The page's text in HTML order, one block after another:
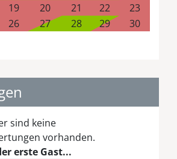
19 20 21 22
23
26 27 28 29
30
sind keine
vorhanden.
erste Gast...